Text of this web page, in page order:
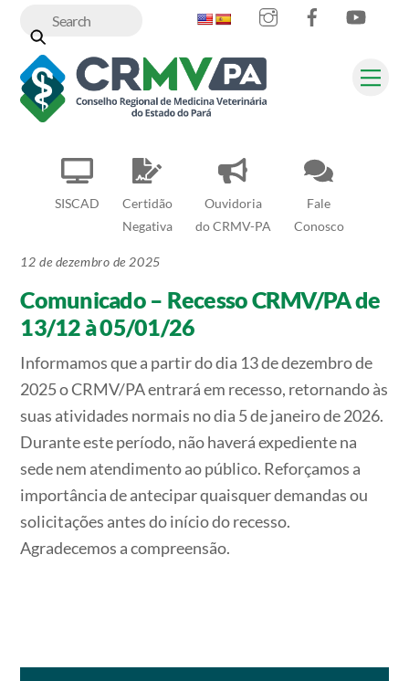
content
SISCAD
Certidão
Negativa
Ouvidoria
do CRMV-PA
Fale
Conosco
InstagramFacebook
12 de dezembro de 2025
Comunicado – Recesso CRMV/PA de
13/12 à 05/01/26
Informamos que a partir do dia 13 de dezembro de
2025 o CRMV/PA entrará em recesso, retornando às
suas atividades normais no dia 5 de janeiro de 2026.
Durante este período, não haverá expediente na
sede nem atendimento ao público. Reforçamos a
importância de antecipar quaisquer demandas ou
solicitações antes do início do recesso.
Agradecemos a compreensão.